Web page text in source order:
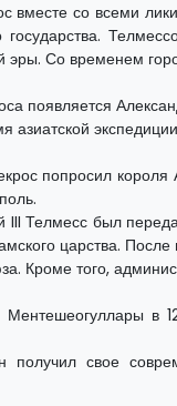
вместе со всеми
государства.
эры. Со временем
появляется
азиатской
попросил короля
Телмесс был
царства.
Кроме того,
Ментешеогуллары в
свое